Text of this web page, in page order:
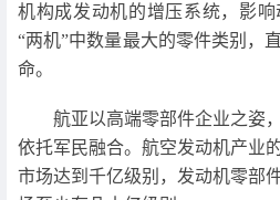
机构成发动机的增压系统，影
“两机”中数量最大的零件类别，
命。
航亚以高端零部件企业之姿，
依托军民融合。航空发动机产业
市场达到千亿级别，发动机零部